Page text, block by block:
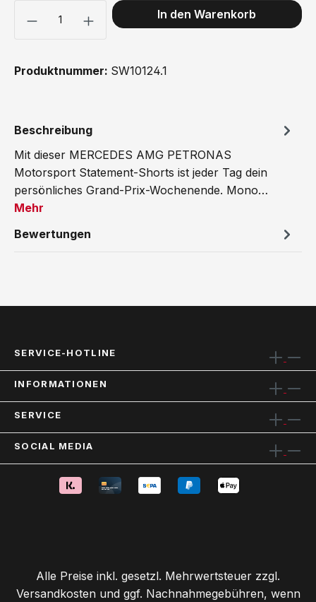
Produkt Anzahl: Gib den gewünschten Wert ein oder
In den Warenkorb
Produktnummer: SW10124.1
Beschreibung
Mit dieser MERCEDES AMG PETRONAS
Motorsport Statement-Shorts ist jeder Tag dein
persönliches Grand-Prix-Wochenende. Mono…
Mehr
Bewertungen
SERVICE-HOTLINE
INFORMATIONEN
SERVICE
SOCIAL MEDIA
Alle Preise inkl. gesetzl. Mehrwertsteuer zzgl.
Versandkostenund ggf. Nachnahmegebühren, wenn